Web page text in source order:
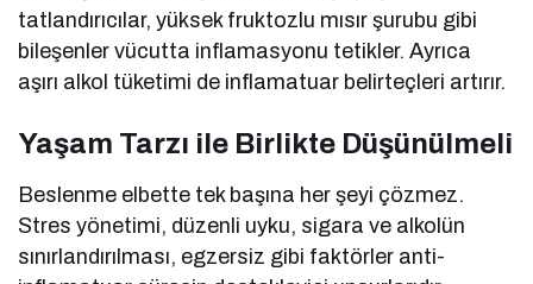
tatlandırıcılar, yüksek fruktozlu mısır şurubu gibi
bileşenler vücutta inflamasyonu tetikler. Ayrıca
aşırı alkol tüketimi de inflamatuar belirteçleri artırır.
Yaşam Tarzı ile Birlikte Düşünülmeli
Beslenme elbette tek başına her şeyi çözmez.
Stres yönetimi, düzenli uyku, sigara ve alkolün
sınırlandırılması, egzersiz gibi faktörler anti-